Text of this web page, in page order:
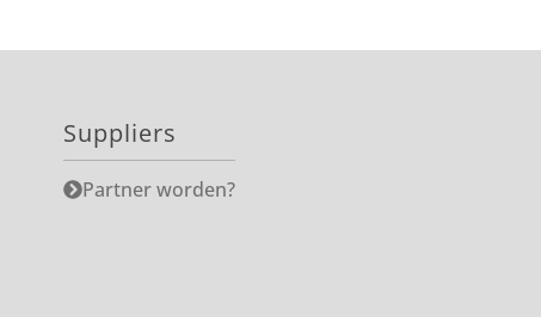
Suppliers
Partner worden?